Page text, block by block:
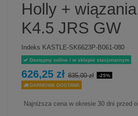
Holly +
K4.5 JRS GW
Indeks KASTLE-SK6623P-B061-080
Dostępny online i w sklepie stacjonarnym
626,25 zł 835,00 zł
-25%
DARMOWA DOSTAWA
Najniższa cena w okresie 30 dni przed